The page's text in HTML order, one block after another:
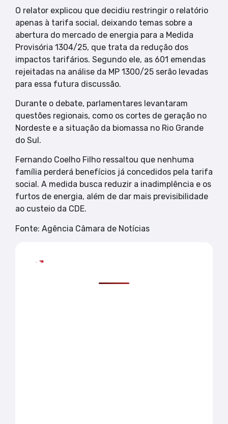
O relator explicou que decidiu restringir o relatório
apenas à tarifa social, deixando temas sobre a
abertura do mercado de energia para a Medida
Provisória 1304/25, que trata da redução dos
impactos tarifários. Segundo ele, as 601 emendas
rejeitadas na análise da MP 1300/25 serão levadas
para essa futura discussão.
Durante o debate, parlamentares levantaram
questões regionais, como os cortes de geração no
Nordeste e a situação da biomassa no Rio Grande
do Sul.
Fernando Coelho Filho ressaltou que nenhuma
família perderá benefícios já concedidos pela tarifa
social. A medida busca reduzir a inadimplência e os
furtos de energia, além de dar mais previsibilidade
ao custeio da CDE.
Fonte: Agência Câmara de Notícias